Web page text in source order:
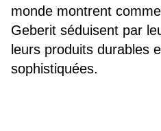
monde montrent
Geberit séduisent par
leurs produits durables
sophistiquées.